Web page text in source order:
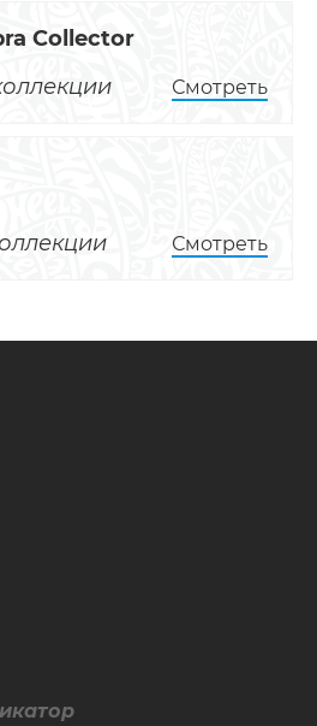
Collector
Смотреть
Смотреть